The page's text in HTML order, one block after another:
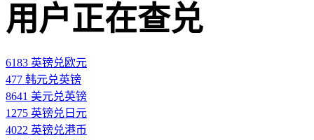
用户正在查兑
6183 英镑兑欧元
477 韩元兑英镑
8641 美元兑英镑
1275 英镑兑日元
4022 英镑兑港币